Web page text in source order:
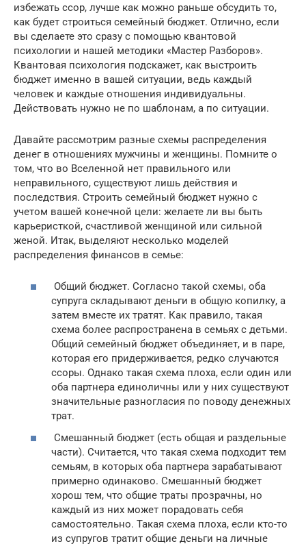
избежать ссор, лучше как можно раньше обсудить то,
как будет строиться семейный бюджет. Отлично, если
вы сделаете это сразу с помощью квантовой
психологии и нашей методики «Мастер Разборов».
Квантовая психология подскажет, как выстроить
бюджет именно в вашей ситуации, ведь каждый
человек и каждые отношения индивидуальны.
Действовать нужно не по шаблонам, а по ситуации.
Давайте рассмотрим разные схемы распределения
денег в отношениях мужчины и женщины. Помните о
том, что во Вселенной нет правильного или
неправильного, существуют лишь действия и
последствия. Строить семейный бюджет нужно с
учетом вашей конечной цели: желаете ли вы быть
карьеристкой, счастливой женщиной или сильной
женой. Итак, выделяют несколько моделей
распределения финансов в семье:
Общий бюджет. Согласно такой схемы, оба
супруга складывают деньги в общую копилку, а
затем вместе их тратят. Как правило, такая
схема более распространена в семьях с детьми.
Общий семейный бюджет объединяет, и в паре,
которая его придерживается, редко случаются
ссоры. Однако такая схема плоха, если один или
оба партнера единоличны или у них существуют
значительные разногласия по поводу денежных
трат.
Смешанный бюджет (есть общая и раздельные
части). Считается, что такая схема подходит тем
семьям, в которых оба партнера зарабатывают
примерно одинаково. Смешанный бюджет
хорош тем, что общие траты прозрачны, но
каждый из них может порадовать себя
самостоятельно. Такая схема плоха, если кто-то
из супругов тратит общие деньги на личные